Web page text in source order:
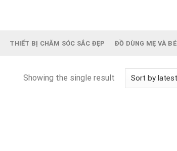
THIẾT BỊ CHĂM SÓC SẮC ĐẸP ĐỒ DÙNG MẸ VÀ BÉ
Showing the single result